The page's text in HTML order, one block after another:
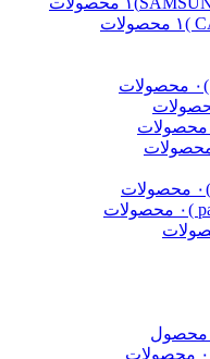
۱ محصولات
۰ محصولات
۰ محصولات
۰ محصولات
۰ محصولات